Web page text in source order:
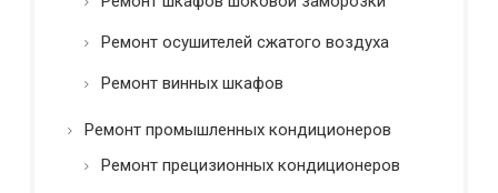
Ремонт осушителей сжатого воздуха
Ремонт винных шкафов
Ремонт промышленных кондиционеров
Ремонт прецизионных кондиционеров